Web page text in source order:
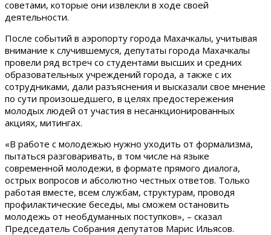
советами, которые они извлекли в ходе своей
деятельности.
После событий в аэропорту города Махачкалы, учитывая
внимание к случившемуся, депутаты города Махачкалы
провели ряд встреч со студентами высших и средних
образовательных учреждений города, а также с их
сотрудниками, дали разъяснения и высказали свое мнение
по сути произошедшего, в целях предостережения
молодых людей от участия в несанкционированных
акциях, митингах.
«В работе с молодежью нужно уходить от формализма,
пытаться разговаривать, в том числе на языке
современной молодежи, в формате прямого диалога,
острых вопросов и абсолютно честных ответов. Только
работая вместе, всем службам, структурам, проводя
профилактические беседы, мы сможем остановить
молодежь от необдуманных поступков», – сказал
Председатель Собрания депутатов Марис Ильясов.